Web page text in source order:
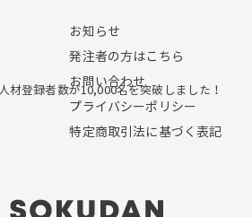
材登録者数が10,000名を突破しました！
お知らせ
発注者の方はこちら
お問い合わせ
プライバシーポリシー
特定商取引法に基づく表記